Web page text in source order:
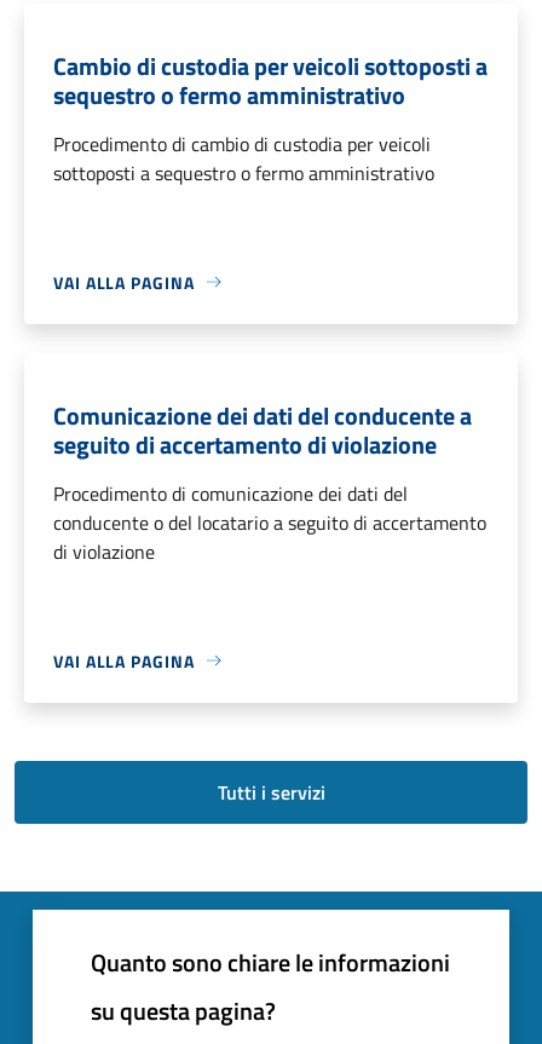
Cambio di custodia per veicoli sottoposti a
sequestro o fermo amministrativo
Procedimento di cambio di custodia per veicoli
sottoposti a sequestro o fermo amministrativo
VAI ALLA PAGINA
Comunicazione dei dati del conducente a
seguito di accertamento di violazione
Procedimento di comunicazione dei dati del
conducente o del locatario a seguito di accertamento
di violazione
VAI ALLA PAGINA
Tutti i servizi
Quanto sono chiare le informazioni
su questa pagina?